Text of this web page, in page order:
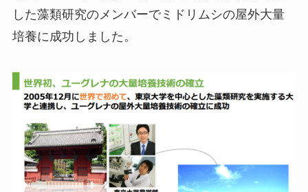
した藻類研究のメンバーでミドリムシの屋外大量
培養に成功しました。